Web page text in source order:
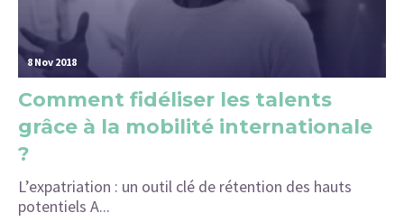
8 Nov 2018
Comment fidéliser les talents
grâce à la mobilité internationale
?
L’expatriation : un outil clé de rétention des hauts
potentiels A...